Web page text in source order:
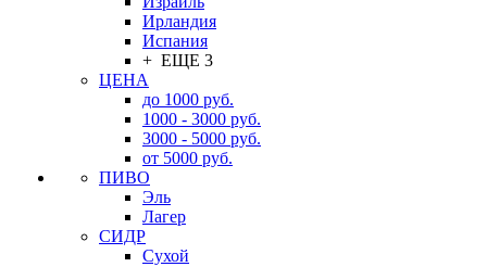
Ирландия
Испания
+ ЕЩЕ 3
ЦЕНА
до 1000 руб.
1000 - 3000 руб.
3000 - 5000 руб.
от 5000 руб.
ПИВО
Эль
Лагер
СИДР
Сухой